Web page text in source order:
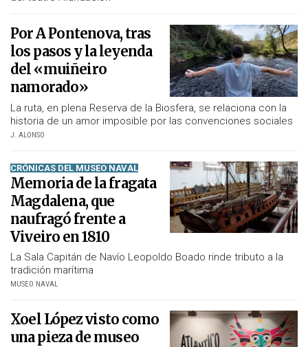
Por A Pontenova, tras
los pasos y la leyenda
del «muiñeiro
namorado»
La ruta, en plena Reserva de la Biosfera, se relaciona con la
historia de un amor imposible por las convenciones sociales
J. ALONSO
CRÓNICAS DEL MUSEO NAVAL
Memoria de la fragata
Magdalena, que
naufragó frente a
Viveiro en 1810
La Sala Capitán de Navío Leopoldo Boado rinde tributo a la
tradición marítima
MUSEO NAVAL
Xoel López visto como
una pieza de museo